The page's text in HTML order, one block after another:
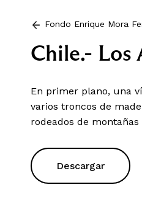
Fondo Enrique Mora
Chile.- Los
En primer plano, una
varios troncos de
rodeados de
Descargar